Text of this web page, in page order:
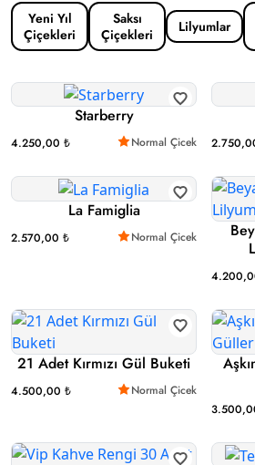
Yeni Yıl
Çiçekleri
Saksı
Çiçekleri
Lilyumlar
Starberry
4.250,00 ₺ Normal Çicek
La Famiglia
2.570,00 ₺ Normal Çicek
21 Adet Kırmızı Gül Buketi
4.500,00 ₺ Normal Çicek